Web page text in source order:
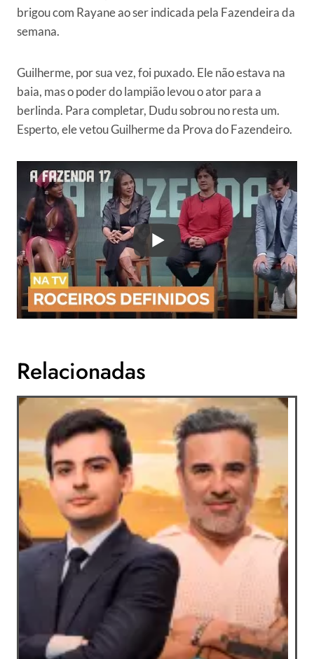
brigou com Rayane ao ser indicada pela Fazendeira da
semana.
Guilherme, por sua vez, foi puxado. Ele não estava na
baia, mas o poder do lampião levou o ator para a
berlinda. Para completar, Dudu sobrou no resta um.
Esperto, ele vetou Guilherme da Prova do Fazendeiro.
Relacionadas